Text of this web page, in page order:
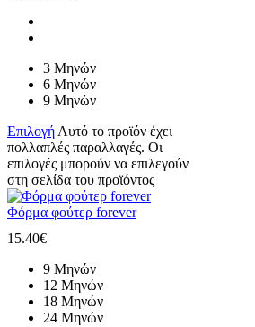
3 Μηνών
6 Μηνών
9 Μηνών
Επιλογή Αυτό το προϊόν έχει
πολλαπλές παραλλαγές. Οι
επιλογές μπορούν να επιλεγούν
στη σελίδα του προϊόντος
Φόρμα φούτερ forever
15.40€
9 Μηνών
12 Μηνών
18 Μηνών
24 Μηνών